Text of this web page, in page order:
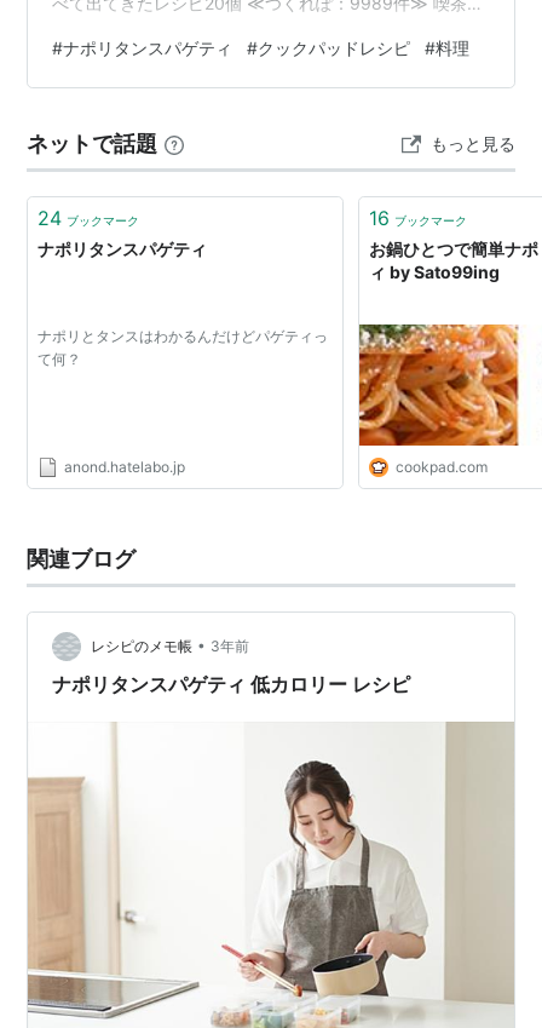
≫ ☆喫茶店の味のナポリタン☆ ≪つくれぽ：5899件≫
懐かしい★喫茶店の本格ナポリタン ≪つくれぽ：2331件
1779件≫ ケチャップ＆卵の簡単パスタ✿ナポリタン？
≪つくれぽ：888件≫ ✤✤ナポリタン焼きそば✤✤ ≪つ
くれぽ…
#ナポリタンスパゲティ #クックパッドレシピ #料理
ネットで話題 もっと見る
24 ブックマーク
ナポリタンスパゲティ
ナポリとタンスはわかるんだけどパゲティっ
て何？
anond.hatelabo.jp
16 ブックマーク
お鍋ひとつで簡単ナ
ィ by Sato99ing
cookpad.com
関連ブログ
レシピのメモ帳 • 3年前
ナポリタンスパゲティ 低カロリー レシピ